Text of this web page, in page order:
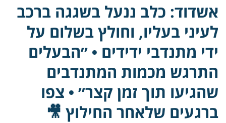
אשדוד: כלב ננעל בשגגה ברכב
לעיני בעליו, וחולץ בשלום על
ידי מתנדבי ידידים • ״הבעלים
התרגש מכמות המתנדבים
שהגיעו תוך זמן קצר״ • צפו
ברגעים שלאחר החילוץ 🎥